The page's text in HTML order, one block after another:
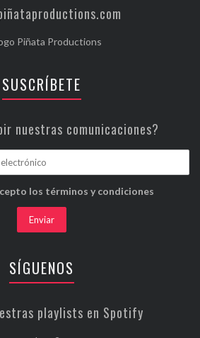
SUSCRÍBETE
nuestras comunicaciones?
los términos y condiciones
SÍGUENOS
playlists en Spotify